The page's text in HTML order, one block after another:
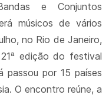
e Conjuntos
músicos de vários
no Rio de Janeiro,
edição do festival
passou por 15 países
O encontro reúne, a